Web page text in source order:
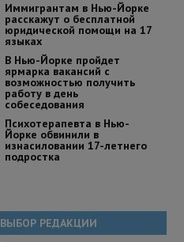
Иммигрантам в Нью-Йорке
расскажут о бесплатной
юридической помощи на 17
языках
В Нью-Йорке пройдет
ярмарка вакансий с
возможностью получить
работу в день
собеседования
Психотерапевта в Нью-
Йорке обвинили в
изнасиловании 17-летнего
подростка
ВЫБОР РЕДАКЦИИ